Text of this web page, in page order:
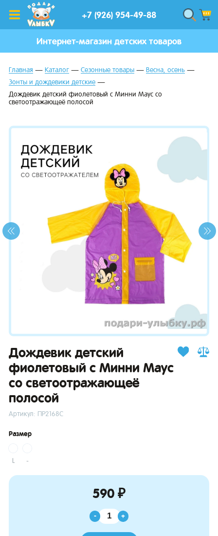
+7 (926) 954-49-88
Интернет-магазин детских товаров
Главная Каталог Сезонные товары
Весна, осень
Зонты и дождевики детские
Дождевик детский фиолетовый с Минни Маус со
светоотражающеё полосой
Дождевик детский
фиолетовый с Минни Маус
со светоотражающеё
полосой
Артикул: ПР2168С
Размер
L -
590 ₽
- +